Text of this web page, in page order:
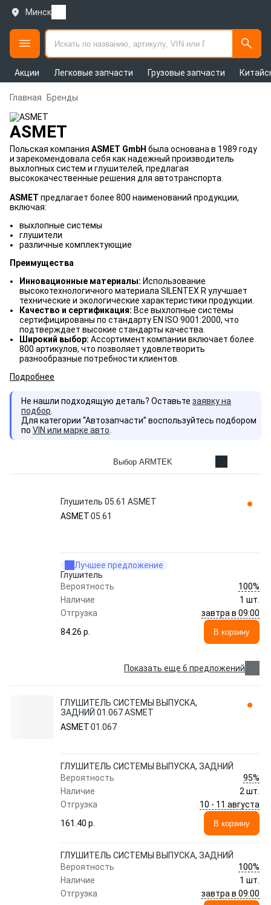
Минск
Акции Легковые запчасти Грузовые запчасти
Главная Бренды
ASMET
Польская компания ASMET GmbH была основана в 1989 году
и зарекомендовала себя как надежный производитель
выхлопных систем и глушителей, предлагая
высококачественные решения для автотранспорта.
ASMET предлагает более 800 наименований продукции,
включая:
выхлопные системы
глушители
различные комплектующие
Преимущества
Инновационные материалы: Использование
высокотехнологичного материала SILENTEX R улучшает
технические и экологические характеристики продукции.
Качество и сертификация: Все выхлопные системы
сертифицированы по стандарту EN ISO 9001:2000, что
подтверждает высокие стандарты качества.
Широкий выбор: Ассортимент компании включает более
800 артикулов, что позволяет удовлетворить
разнообразные потребности клиентов.
Подробнее
Не нашли подходящую деталь? Оставьте заявку на
подбор
Для категории “Автозапчасти” воспользуйтесь подбором
по VIN или марке авто
Выбор ARMTEK
Глушитель 05.61 ASMET
ASMET05.61
Лучшее предложение
Глушитель
Вероятность
100%
Наличие
1 шт.
Отгрузка
завтра в 09:00
84.26 p.
В корзину
Показать еще 6 предложений
ГЛУШИТЕЛЬ СИСТЕМЫ ВЫПУСКА,
ЗАДНИЙ 01.067 ASMET
ASMET01.067
ГЛУШИТЕЛЬ СИСТЕМЫ ВЫПУСКА, ЗАДНИЙ
Вероятность
95%
Наличие
2 шт.
Отгрузка
10 - 11 августа
161.40 p.
В корзину
ГЛУШИТЕЛЬ СИСТЕМЫ ВЫПУСКА, ЗАДНИЙ
Вероятность
100%
Наличие
1 шт.
Отгрузка
завтра в 09:00